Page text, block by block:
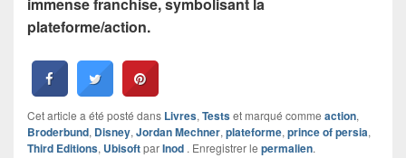
immense franchise, symbolisant la
plateforme/action.
Cet article a été posté dans Livres, Testset marqué comme action,
Broderbund, Disney, Jordan Mechner, plateforme, prince of persia,
Third Editions, UbisoftparInod . Enregistrer le permalien.